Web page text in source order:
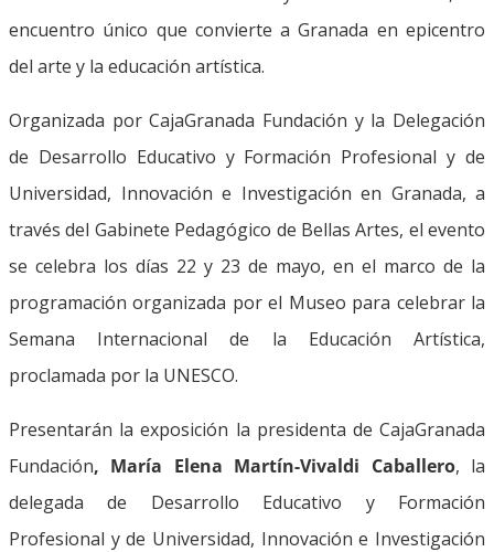
encuentro único que convierte a Granada en epicentro
del arte y la educación artística.
Organizada por CajaGranada Fundación y la Delegación
de Desarrollo Educativo y Formación Profesional y de
Universidad, Innovación e Investigación en Granada, a
través del Gabinete Pedagógico de Bellas Artes, el evento
se celebra los días 22 y 23 de mayo, en el marco de la
programación organizada por el Museo para celebrar la
Semana Internacional de la Educación Artística,
proclamada por la UNESCO.
Presentarán la exposición la presidenta de CajaGranada
Fundación, María Elena Martín-Vivaldi Caballero, la
delegada de Desarrollo Educativo y Formación
Profesional y de Universidad, Innovación e Investigación